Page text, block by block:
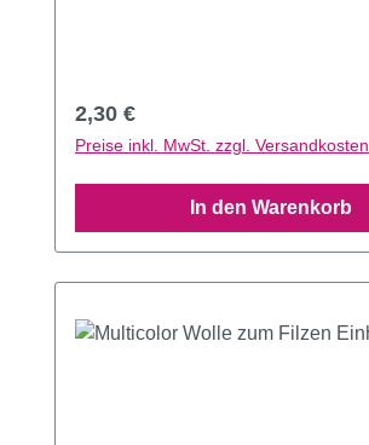
Regulärer Preis:
2,30 €
Preise inkl. MwSt. zzgl. Versandkosten
In den Warenkorb